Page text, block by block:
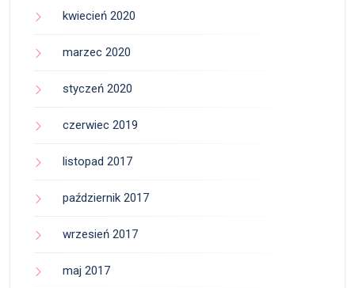
kwiecień 2020
marzec 2020
styczeń 2020
czerwiec 2019
listopad 2017
październik 2017
wrzesień 2017
maj 2017